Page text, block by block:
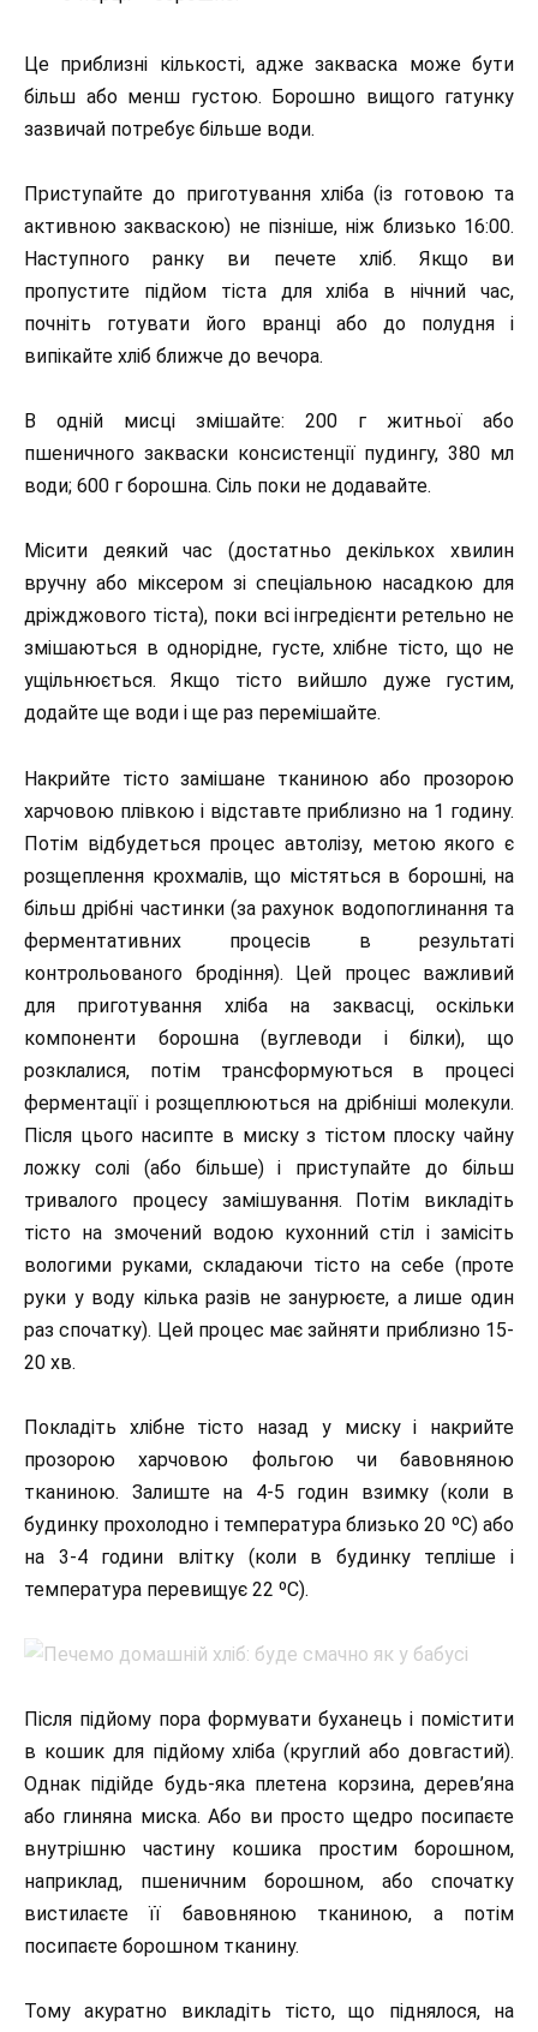
Це приблизні кількості, адже закваска може бути
більш або менш густою. Борошно вищого гатунку
зазвичай потребує більше води.
Приступайте до приготування хліба (із готовою та
активною закваскою) не пізніше, ніж близько 16:00.
Наступного ранку ви печете хліб. Якщо ви
пропустите підйом тіста для хліба в нічний час,
почніть готувати його вранці або до полудня і
випікайте хліб ближче до вечора.
В одній мисці змішайте: 200 г житньої або
пшеничного закваски консистенції пудингу, 380 мл
води; 600 г борошна. Сіль поки не додавайте.
Місити деякий час (достатньо декількох хвилин
вручну або міксером зі спеціальною насадкою для
дріжджового тіста), поки всі інгредієнти ретельно не
змішаються в однорідне, густе, хлібне тісто, що не
ущільнюється. Якщо тісто вийшло дуже густим,
додайте ще води і ще раз перемішайте.
Накрийте тісто замішане тканиною або прозорою
харчовою плівкою і відставте приблизно на 1 годину.
Потім відбудеться процес автолізу, метою якого є
розщеплення крохмалів, що містяться в борошні, на
більш дрібні частинки (за рахунок водопоглинання та
ферментативних процесів в результаті
контрольованого бродіння). Цей процес важливий
для приготування хліба на заквасці, оскільки
компоненти борошна (вуглеводи і білки), що
розклалися, потім трансформуються в процесі
ферментації і розщеплюються на дрібніші молекули.
Після цього насипте в миску з тістом плоску чайну
ложку солі (або більше) і приступайте до більш
тривалого процесу замішування. Потім викладіть
тісто на змочений водою кухонний стіл і замісіть
вологими руками, складаючи тісто на себе (проте
руки у воду кілька разів не занурюєте, а лише один
раз спочатку). Цей процес має зайняти приблизно 15-
20 хв.
Покладіть хлібне тісто назад у миску і накрийте
прозорою харчовою фольгою чи бавовняною
тканиною. Залиште на 4-5 годин взимку (коли в
будинку прохолодно і температура близько 20 ºС) або
на 3-4 години влітку (коли в будинку тепліше і
температура перевищує 22 ºС).
Після підйому пора формувати буханець і помістити
в кошик для підйому хліба (круглий або довгастий).
Однак підійде будь-яка плетена корзина, дерев’яна
або глиняна миска. Або ви просто щедро посипаєте
внутрішню частину кошика простим борошном,
наприклад, пшеничним борошном, або спочатку
вистилаєте її бавовняною тканиною, а потім
посипаєте борошном тканину.
Тому акуратно викладіть тісто, що піднялося, на